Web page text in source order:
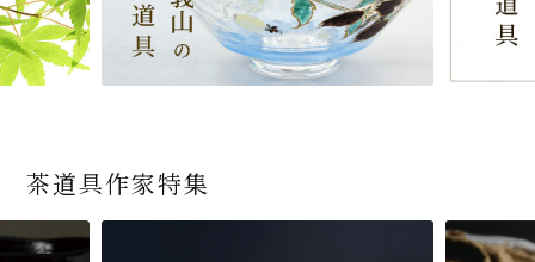
茶道具作家特集